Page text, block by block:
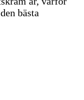
bästa